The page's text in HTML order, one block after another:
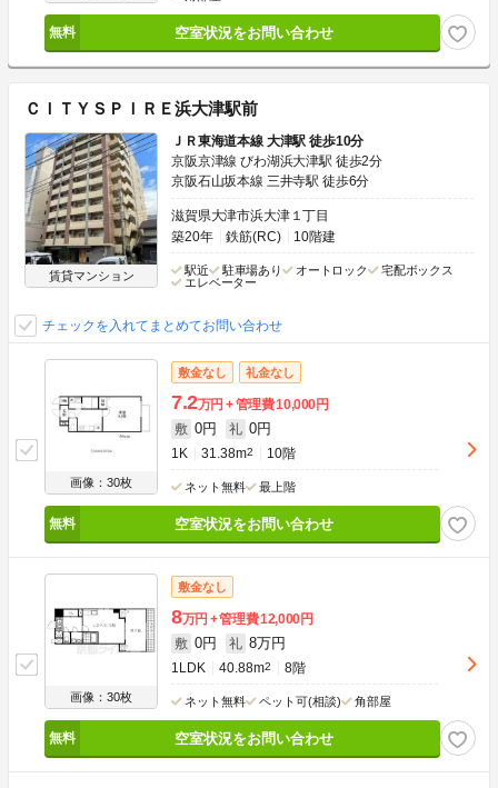
空室状況をお問い合わせ
ＣＩＴＹＳＰＩＲＥ浜大津駅前
賃貸マンション
ＪＲ東海道本線 大津駅 徒歩10分
京阪京津線 びわ湖浜大津駅 徒歩2分
京阪石山坂本線 三井寺駅 徒歩6分
滋賀県大津市浜大津１丁目
築20年
鉄筋(RC) 10階建
駅近 駐車場あり オートロック
宅配ボックス
エレベーター
チェックを入れてまとめてお問い合わせ
画像：30枚
敷金なし 礼金なし
7.2万円 管理費10,000円
敷 0円 礼 0円
1K 31.38m2 10階
ネット無料 最上階
空室状況をお問い合わせ
画像：30枚
敷金なし
8万円 管理費12,000円
敷 0円 礼 8万円
1LDK 40.88m2 8階
ネット無料 ペット可(相談) 角部屋
空室状況をお問い合わせ